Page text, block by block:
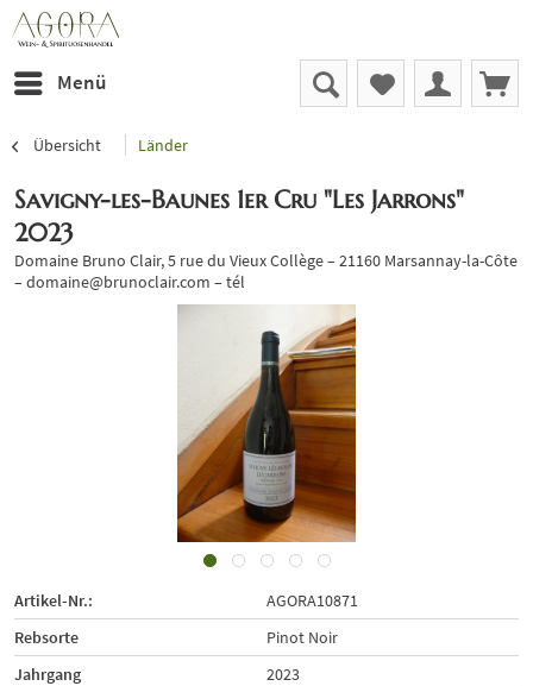
Menü
Übersicht Länder
Savigny-les-Baunes 1er Cru "Les Jarrons"
2023
Domaine Bruno Clair, 5 rue du Vieux Collège – 21160 Marsannay-la-Côte
– domaine@brunoclair.com – tél
Artikel-Nr.:
AGORA10871
Rebsorte
Pinot Noir
Jahrgang
2023